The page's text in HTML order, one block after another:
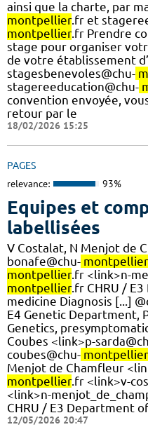
ainsi que la charte, par
montpellier.fr et
montpellier.fr Prendre
stage pour organiser
de votre établissement
stagesbenevoles@chu-
stagereeducation@chu-
convention envoyée,
retour par le
18/02/2026 15:25
PAGES
relevance: 93%
Equipes et
labellisées
V Costalat, N Menjot de
bonafe@chu- montpellier
montpellier.fr <link>n-
montpellier.fr CHRU /
medicine Diagnosis [...]
E4 Genetic Department,
Genetics,
Coubes <link>p-
coubes@chu- montpellier
Menjot de Chamfleur
montpellier.fr <link>v-
<link>n-
CHRU / E3 Department
12/05/2026 20:47